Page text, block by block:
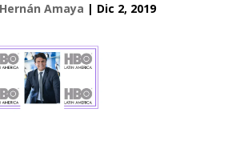
Hernán Amaya | Dic 2, 2019